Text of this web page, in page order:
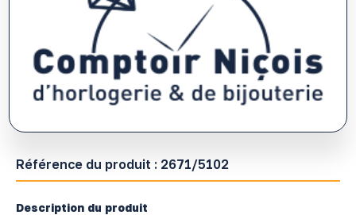
Référence du produit : 2671/5102
Description du produit